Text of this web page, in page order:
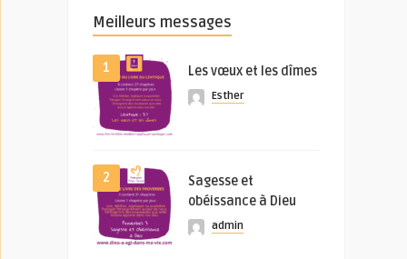
Meilleurs messages
1 Les vœux et les dîmes
Esther
2
Sagesse et
obéissance à Dieu
admin